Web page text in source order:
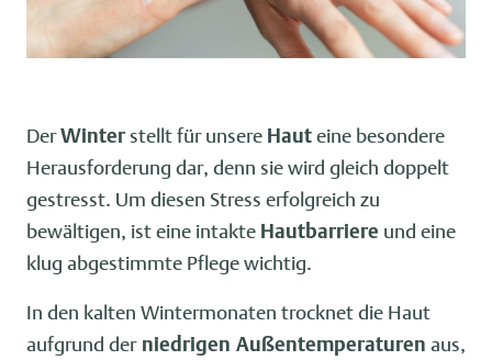
DerWinter stellt für unsere Hauteine besondere
Herausforderung dar, denn sie wird gleich doppelt
gestresst. Um diesen Stress erfolgreich zu
bewältigen, ist eine intakte Hautbarriere und eine
klug abgestimmte Pflege wichtig.
In den kalten Wintermonaten trocknet die Haut
aufgrund derniedrigen Außentemperaturen aus,